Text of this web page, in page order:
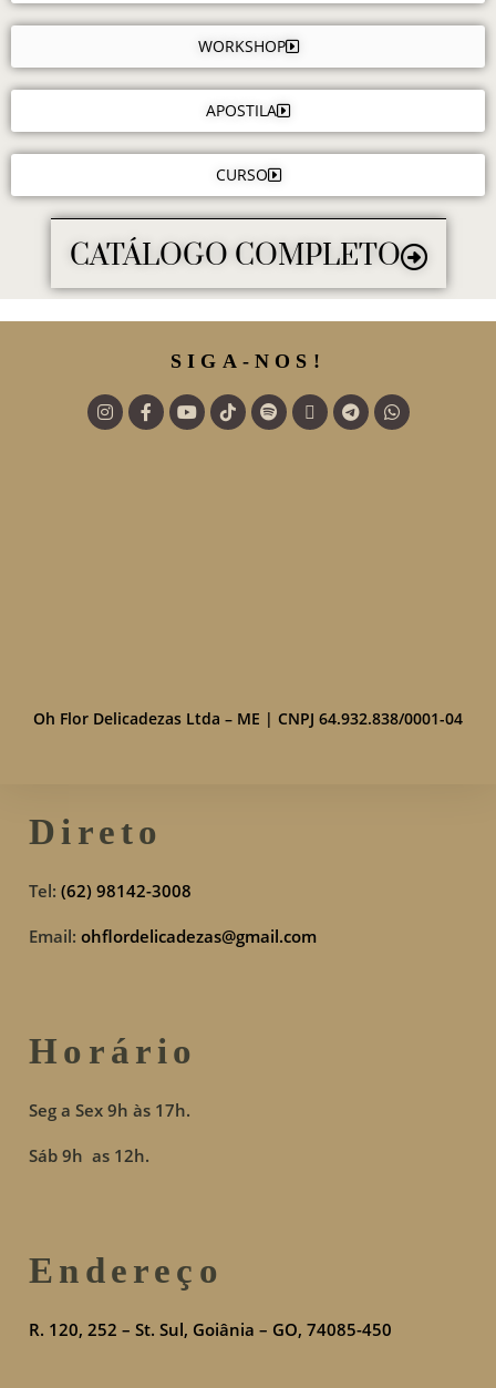
WORKSHOP
APOSTILA
CURSO
CATÁLOGO COMPLETO
SIGA-NOS!
Oh Flor Delicadezas Ltda – ME | CNPJ 64.932.838/0001-04
Direto
Tel: (62) 98142-3008
Email:ohflordelicadezas@gmail.com
Horário
Seg a Sex 9h às 17h.
Sáb 9h as 12h.
Endereço
R. 120, 252 – St. Sul, Goiânia – GO, 74085-450